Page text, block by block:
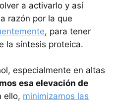
a activarlo y así
razón por la que
, para tener
la síntesis proteica.
especialmente en altas
esa elevación de
ello, minimizamos las